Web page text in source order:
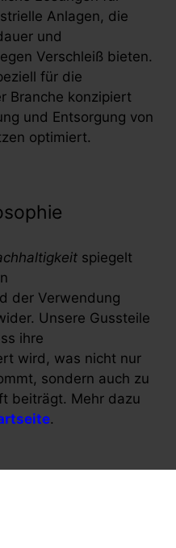
Anlagen, die
und
Verschleiß bieten.
für die
Branche konzipiert
und Entsorgung von
optimiert.
spiegelt
der Verwendung
Unsere Gussteile
ihre
wird, was nicht nur
sondern auch zu
beiträgt. Mehr dazu
.